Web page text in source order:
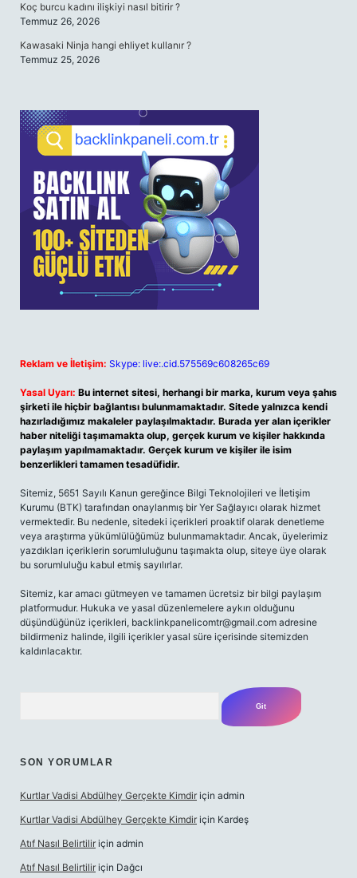
Koç burcu kadını ilişkiyi nasıl bitirir ?
Temmuz 26, 2026
Kawasaki Ninja hangi ehliyet kullanır ?
Temmuz 25, 2026
Reklam ve İletişim: Skype: live:.cid.575569c608265c69
Yasal Uyarı: Bu internet sitesi, herhangi bir marka, kurum veya şahıs
şirketi ile hiçbir bağlantısı bulunmamaktadır. Sitede yalnızca kendi
hazırladığımız makaleler paylaşılmaktadır. Burada yer alan içerikler
haber niteliği taşımamakta olup, gerçek kurum ve kişiler hakkında
paylaşım yapılmamaktadır. Gerçek kurum ve kişiler ile isim
benzerlikleri tamamen tesadüfidir.
Sitemiz, 5651 Sayılı Kanun gereğince Bilgi Teknolojileri ve İletişim
Kurumu (BTK) tarafından onaylanmış bir Yer Sağlayıcı olarak hizmet
vermektedir. Bu nedenle, sitedeki içerikleri proaktif olarak denetleme
veya araştırma yükümlülüğümüz bulunmamaktadır. Ancak, üyelerimiz
yazdıkları içeriklerin sorumluluğunu taşımakta olup, siteye üye olarak
bu sorumluluğu kabul etmiş sayılırlar.
Sitemiz, kar amacı gütmeyen ve tamamen ücretsiz bir bilgi paylaşım
platformudur. Hukuka ve yasal düzenlemelere aykırı olduğunu
düşündüğünüz içerikleri, backlinkpanelicomtr@gmail.com adresine
bildirmeniz halinde, ilgili içerikler yasal süre içerisinde sitemizden
kaldırılacaktır.
SON YORUMLAR
Kurtlar Vadisi Abdülhey Gerçekte Kimdir için admin
Kurtlar Vadisi Abdülhey Gerçekte Kimdir için Kardeş
Atıf Nasıl Belirtilir için admin
Atıf Nasıl Belirtilir için Dağcı